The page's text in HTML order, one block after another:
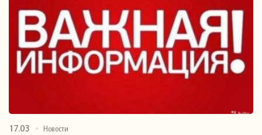
17.03 Новости